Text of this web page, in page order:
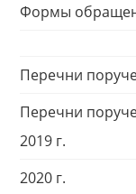
Формы
Перечни
Перечни
2019 г.
2020 г.